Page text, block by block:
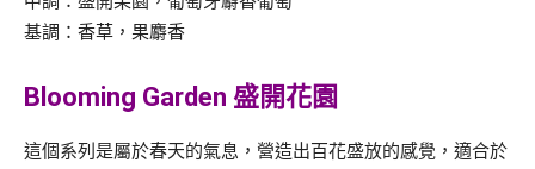
基調：香草，果麝香
Blooming Garden 盛開花園
這個系列是屬於春天的氣息，營造出百花盛放的感覺，適合於